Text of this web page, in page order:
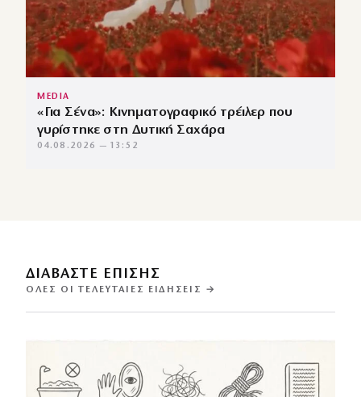
MEDIA
«Για Σένα»: Κινηματογραφικό τρέιλερ που
γυρίστηκε στη Δυτική Σαχάρα
04.08.2026 — 13:52
ΔΙΑΒΑΣΤΕ ΕΠΙΣΗΣ
ΌΛΕΣ ΟΙ ΤΕΛΕΥΤΑΊΕΣ ΕΙΔΉΣΕΙΣ →